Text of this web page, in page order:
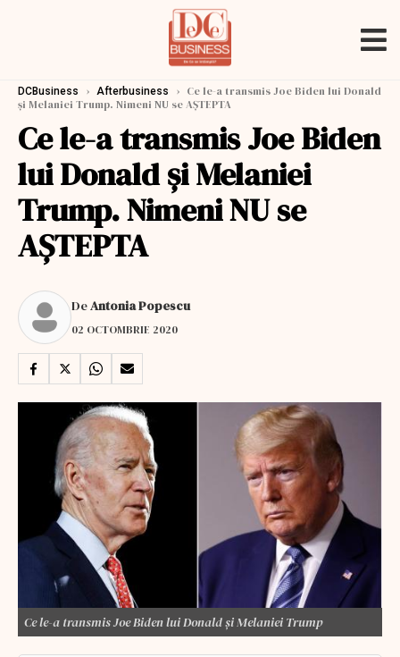
DCBusiness › Afterbusiness › Ce le-a transmis Joe Biden lui Donald
și Melaniei Trump. Nimeni NU se AȘTEPTA
Ce le-a transmis Joe Biden
lui Donald și Melaniei
Trump. Nimeni NU se
AȘTEPTA
DeAntonia Popescu
02 OCTOMBRIE 2020
Ce le-a transmis Joe Biden lui Donald și Melaniei Trump